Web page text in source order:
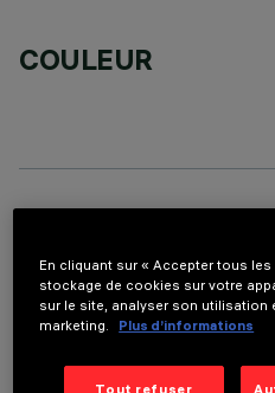
COULEUR
En cliquant sur « Accepter tous
stockage de cookies sur votre
sur le site, analyser son utilisation
marketing.
Plus d’informations
Tout refuser